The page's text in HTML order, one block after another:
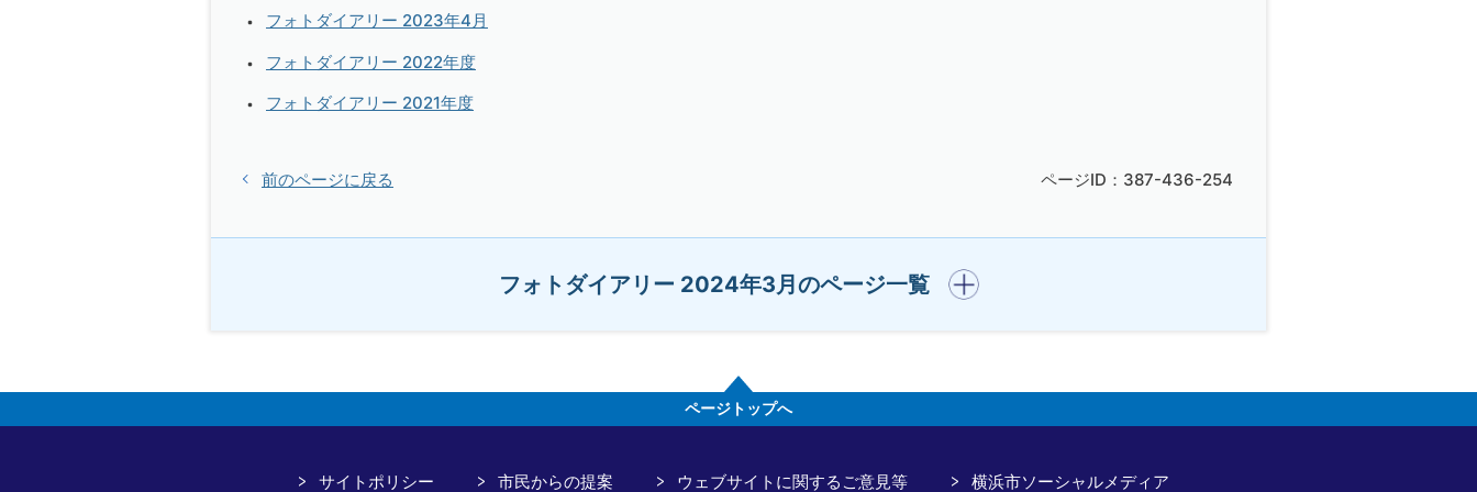
フォトダイアリー 2023年4月
フォトダイアリー 2022年度
フォトダイアリー 2021年度
前のページに戻る ページID：387-436-254
フォトダイアリー 2024年3月のページ一覧
開く
ページトップへ
サイトポリシー 市民からの提案 ウェブサイトに関するご意見等 横浜市ソーシャルメディア